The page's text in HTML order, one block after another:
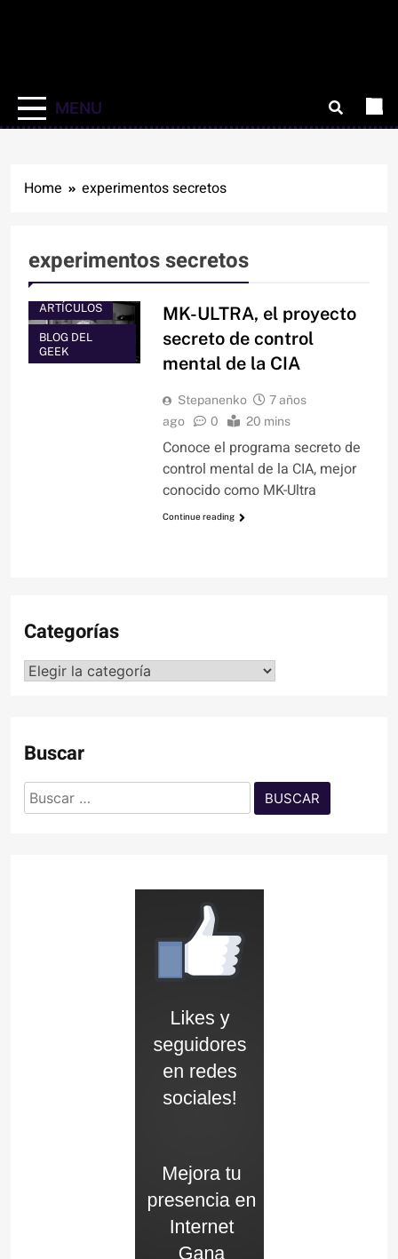
MENU
Home experimentos secretos
experimentos secretos
ARTÍCULOS
BLOG DEL
GEEK
MK-ULTRA, el proyecto
secreto de control
mental de la CIA
Stepanenko
7 años
ago
0 20 mins
Conoce el programa secreto de
control mental de la CIA, mejor
conocido como MK-Ultra
Continue reading
Categorías
Categorías
Buscar
Buscar: